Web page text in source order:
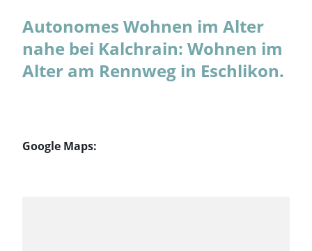
Autonomes Wohnen im Alter
nahe bei Kalchrain: Wohnen im
Alter am Rennweg in Eschlikon.
Google Maps: